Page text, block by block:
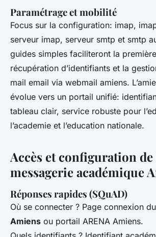
Paramétrage et mobilité
Focus sur la configuration: imap,
serveur imap, serveur smtp et smtp
guides simples faciliteront la
récupération d’identifiants et la
mail email via webmail amiens.
évolue vers un portail unifié:
tableau clair, service robuste pour
l’academie et l’education nationale.
Accès et configuration de
messagerie académique
Réponses rapides (SQuAD)
Où se connecter ? Page connexion du
Amiens ou portail ARENA Amiens.